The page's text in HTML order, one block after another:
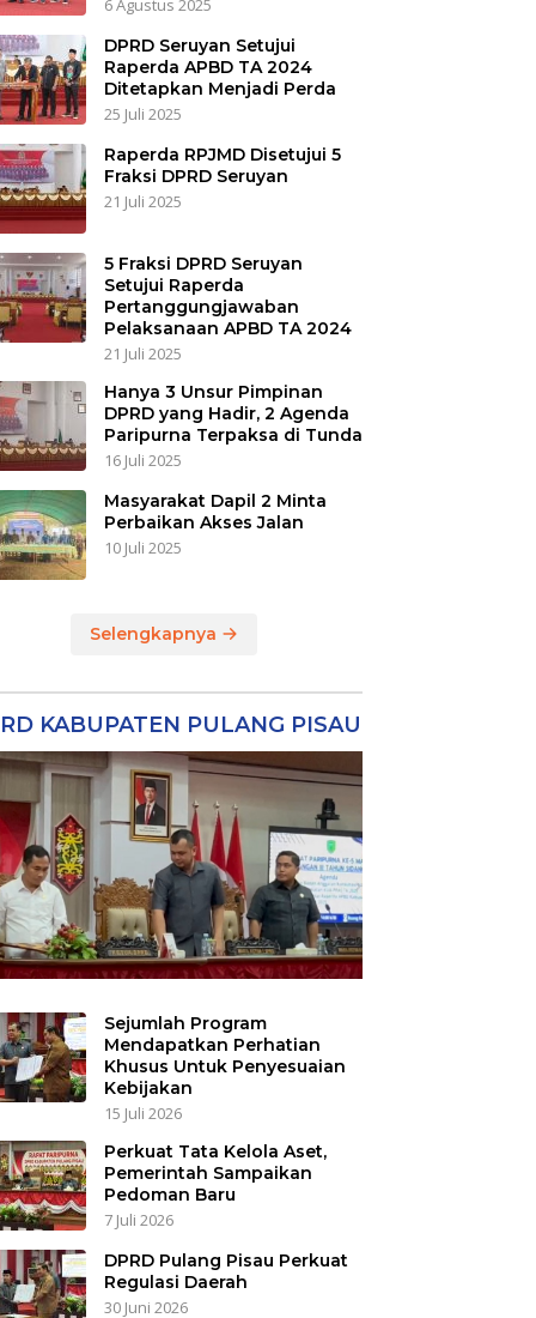
6 Agustus 2025
DPRD Seruyan Setujui
Raperda APBD TA 2024
Ditetapkan Menjadi Perda
25 Juli 2025
Raperda RPJMD Disetujui 5
Fraksi DPRD Seruyan
21 Juli 2025
5 Fraksi DPRD Seruyan
Setujui Raperda
Pertanggungjawaban
Pelaksanaan APBD TA 2024
21 Juli 2025
Hanya 3 Unsur Pimpinan
DPRD yang Hadir, 2 Agenda
Paripurna Terpaksa di Tunda
16 Juli 2025
Masyarakat Dapil 2 Minta
Perbaikan Akses Jalan
10 Juli 2025
Selengkapnya
KABUPATEN PULANG PISAU
Sejumlah Program
Mendapatkan Perhatian
Khusus Untuk Penyesuaian
Kebijakan
15 Juli 2026
Perkuat Tata Kelola Aset,
Pemerintah Sampaikan
Pedoman Baru
7 Juli 2026
DPRD Pulang Pisau Perkuat
Regulasi Daerah
30 Juni 2026